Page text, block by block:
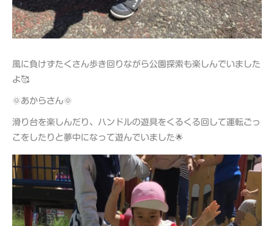
風に負けずたくさん歩き回りながら公園探索も楽しんでいました
よ🥰
🌞あからさん🌞
滑り台を楽しんだり、ハンドルの遊具をくるくる回して運転ごっ
こをしたりと夢中になって遊んでいました🌟